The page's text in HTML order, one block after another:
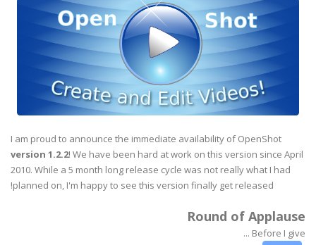
I am proud to announce the immediate availability of OpenShot
version 1.2.2! We have been hard at work on this version since April
2010. While a 5 month long release cycle was not really what I had
planned on, I'm happy to see this version finally get released!
Round of Applause
Before I give ...